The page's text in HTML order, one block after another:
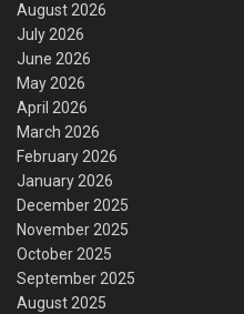
August 2026
July 2026
June 2026
May 2026
April 2026
March 2026
February 2026
January 2026
December 2025
November 2025
October 2025
September 2025
August 2025